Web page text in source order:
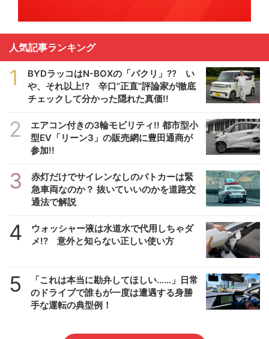
人気記事ランキング
1
BYDラッコはN-BOXの「パクリ」?? い
や、それ以上!? 辛口”正直”評論家が徹底
チェックして分かった隠れた真価!!
2
エアコン付きの3輪モビリティ!! 都市型小
型EV「リーン3」の販売網に豊田通商が
参加!!
3
赤灯だけでサイレンなしのパトカーは緊
急車両なのか？ 抜いていいのかを道路交
通法で解説
4
ウォッシャー液は水道水で代用しちゃダ
メ!? 意外と知らない正しい使い方
5
「これは本当に勘弁してほしい……」日常
のドライブで誰もが一度は遭遇する身勝
手な運転の典型例！